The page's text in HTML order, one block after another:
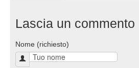
Lascia un commento
Nome (richiesto)